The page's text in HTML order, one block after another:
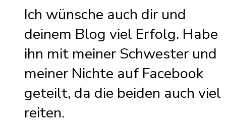
Ich wünsche auch dir und
deinem Blog viel Erfolg. Habe
ihn mit meiner Schwester und
meiner Nichte auf Facebook
geteilt, da die beiden auch viel
reiten.